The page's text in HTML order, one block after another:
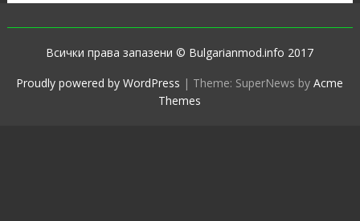
Всички права запазени © Bulgarianmod.info 2017
Proudly powered by WordPress | Theme: SuperNews byAcme
Themes